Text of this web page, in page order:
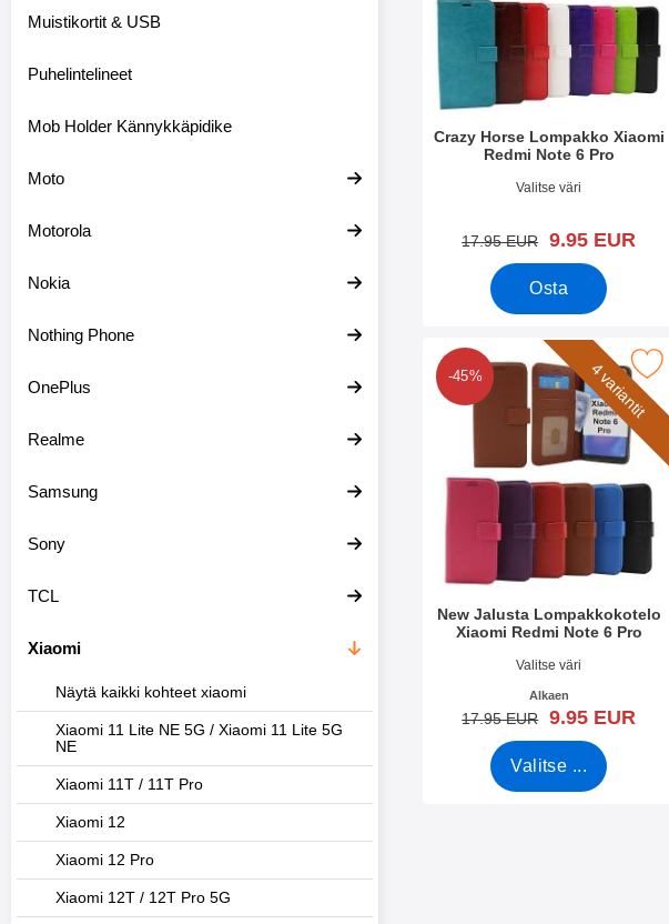
Muistikortit & USB
Puhelintelineet
Mob Holder Kännykkäpidike
Moto
Motorola
Nokia
Nothing Phone
OnePlus
Realme
Samsung
Sony
TCL
Xiaomi
Näytä kaikki kohteet xiaomi
Xiaomi 11 Lite NE 5G / Xiaomi 11 Lite 5G
NE
Xiaomi 11T / 11T Pro
Xiaomi 12
Xiaomi 12 Pro
Xiaomi 12T / 12T Pro 5G
Crazy Horse Lompakko Xiaomi
Redmi Note 6 Pro
Tuote.nro 32526
Valitse väri
vanha hinta
17.95 EUR uusi hinta
9.95 EUR
Osta
4 variantit
-45%
New Jalusta Lompakkokotelo
Xiaomi Redmi Note 6 Pro
Tuote.nro 32666
Valitse väri
Alkaen
vanha hinta
17.95 EUR uusi hinta
9.95 EUR
Valitse ...
Merkitse new Jalusta Lompakkokotelo